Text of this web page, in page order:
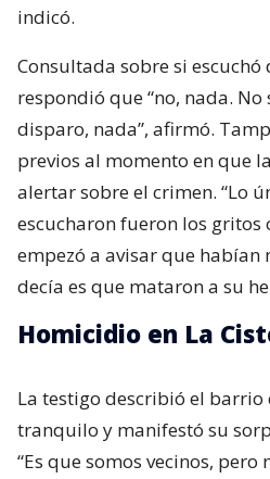
indicó.
Consultada sobre si
respondió que “no, nada. No
disparo, nada”, afirmó.
previos al momento en que
alertar sobre el crimen. “Lo
escucharon fueron los gritos
empezó a avisar que
decía es que mataron a su
Homicidio en La
La testigo describió el
tranquilo y manifestó su
“Es que somos vecinos, pero